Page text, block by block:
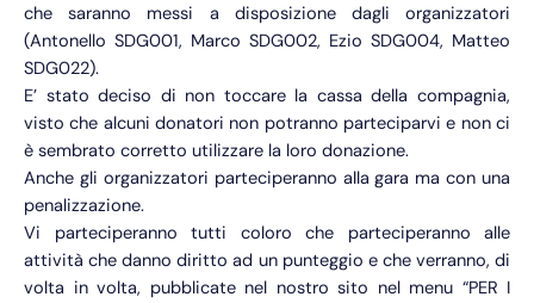
che saranno messi a disposizione dagli organizzatori
(Antonello SDG001, Marco SDG002, Ezio SDG004, Matteo
SDG022).
E’ stato deciso di non toccare la cassa della compagnia,
visto che alcuni donatori non potranno parteciparvi e non ci
è sembrato corretto utilizzare la loro donazione.
Anche gli organizzatori parteciperanno alla gara ma con una
penalizzazione.
Vi parteciperanno tutti coloro che parteciperanno alle
attività che danno diritto ad un punteggio e che verranno, di
volta in volta, pubblicate nel nostro sito nel menu “PER I